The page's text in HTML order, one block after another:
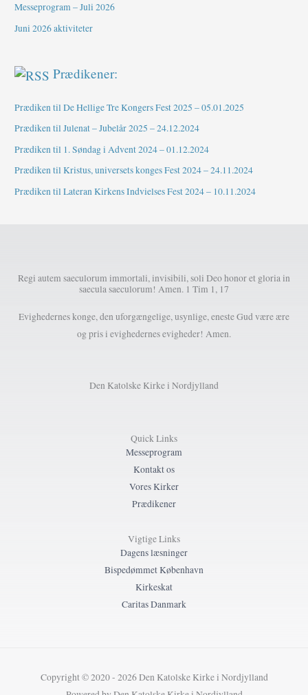
Messeprogram – Juli 2026
Juni 2026 aktiviteter
Prædikener:
Prædiken til De Hellige Tre Kongers Fest 2025 – 05.01.2025
Prædiken til Julenat – Jubelår 2025 – 24.12.2024
Prædiken til 1. Søndag i Advent 2024 – 01.12.2024
Prædiken til Kristus, universets konges Fest 2024 – 24.11.2024
Prædiken til Lateran Kirkens Indvielses Fest 2024 – 10.11.2024
Regi autem saeculorum immortali, invisibili, soli Deo honor et gloria in
saecula saeculorum! Amen. 1 Tim 1, 17
Evighedernes konge, den uforgængelige, usynlige, eneste Gud være ære
og pris i evighedernes evigheder! Amen.
Den Katolske Kirke i Nordjylland
Quick Links
Messeprogram
Kontakt os
Vores Kirker
Prædikener
Vigtige Links
Dagens læsninger
Bispedømmet København
Kirkeskat
Caritas Danmark
Copyright © 2020 - 2026 Den Katolske Kirke i Nordjylland